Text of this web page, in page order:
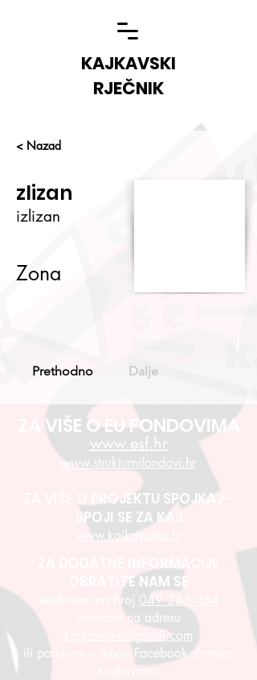
KAJKAVSKI
RJEČNIK
< Nazad
zlizan
izlizan
Zona
Prethodno Dalje
ZA VIŠE O EU FONDOVIMA
www.esf.hr
www.strukturnifondovi.hr
ZA VIŠE O PROJEKTU SPOJKAJ -
SPOJI SE ZA KAJ
www.kajkaviana.hr
ZA DODATNE INFORMACIJE
OBRATITE NAM SE
telefonom na broj 049 286 464
emailom na adresu
kajkaviana@gmail.com
ili porukom u inbox Facebook stranice
Kajkaviana